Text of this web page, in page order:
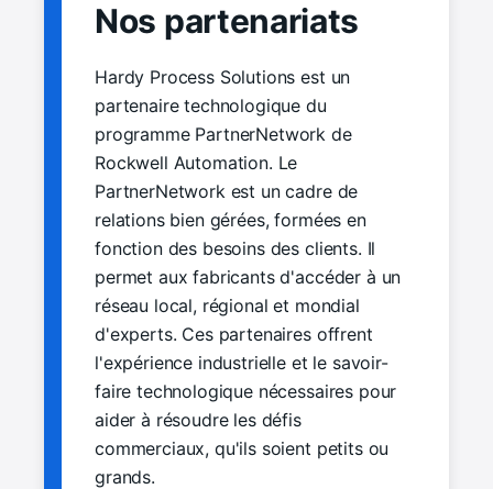
Nos partenariats
Hardy Process Solutions est un
partenaire technologique du
programme PartnerNetwork de
Rockwell Automation. Le
PartnerNetwork est un cadre de
relations bien gérées, formées en
fonction des besoins des clients. Il
permet aux fabricants d'accéder à un
réseau local, régional et mondial
d'experts. Ces partenaires offrent
l'expérience industrielle et le savoir-
faire technologique nécessaires pour
aider à résoudre les défis
commerciaux, qu'ils soient petits ou
grands.